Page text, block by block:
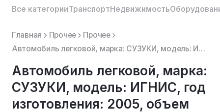
Все категорииТранспортНедвижимость
Главная Прочее
Прочее
Автомобиль легковой, марка: СУЗУКИ, модель: ИГНИС, год изготовления: 2005, объем двигателя 1,5 л., в...
Автомобиль легковой, марка:
СУЗУКИ, модель: ИГНИС, год
изготовления: 2005, объем